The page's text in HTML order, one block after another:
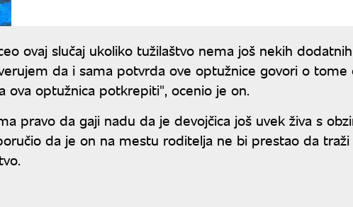
ovaj slučaj ukoliko tužilaštvo nema još nekih dodatnih
da i sama potvrda ove optužnice govori o tome
ova optužnica potkrepiti", ocenio je on.
pravo da gaji nadu da je devojčica još uvek živa s
da je on na mestu roditelja ne bi prestao da